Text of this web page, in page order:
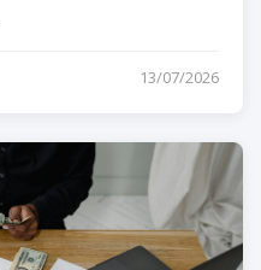
13/07/2026